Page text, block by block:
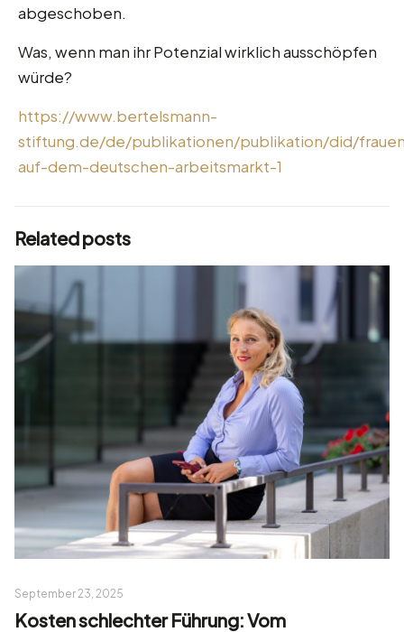
abgeschoben.
Was, wenn man ihr Potenzial wirklich ausschöpfen
würde?
https://www.bertelsmann-
stiftung.de/de/publikationen/publikation/did/
auf-dem-deutschen-arbeitsmarkt-1
Related posts
September 23, 2025
Kosten schlechter Führung: Vom